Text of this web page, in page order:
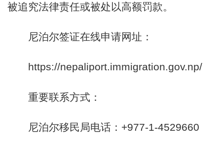
被追究法律责任或被处以高额罚款。
尼泊尔签证在线申请网址：
https://nepaliport.immigration.gov.np/
重要联系方式：
尼泊尔移民局电话：+977-1-4529660